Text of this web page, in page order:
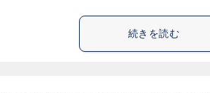
続きを読む